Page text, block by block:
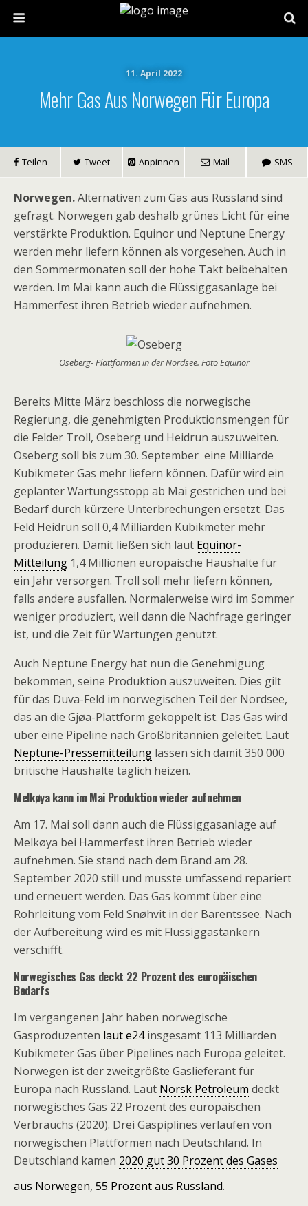
11. April 2022
Mehr Gas Aus Norwegen Für Europa
Teilen Tweet Anpinnen Mail SMS
Norwegen.Alternativen zum Gas aus Russland sind
gefragt. Norwegen gab deshalb grünes Licht für eine
verstärkte Produktion. Equinor und Neptune Energy
werden mehr liefern können als vorgesehen. Auch in
den Sommermonaten soll der hohe Takt beibehalten
werden. Im Mai kann auch die Flüssiggasanlage bei
Hammerfest ihren Betrieb wieder aufnehmen.
Oseberg- Plattformen in der Nordsee. Foto Equinor
Bereits Mitte März beschloss die norwegische
Regierung, die genehmigten Produktionsmengen für
die Felder Troll, Oseberg und Heidrun auszuweiten.
Oseberg soll bis zum 30. September eine Milliarde
Kubikmeter Gas mehr liefern können. Dafür wird ein
geplanter Wartungsstopp ab Mai gestrichen und bei
Bedarf durch kürzere Unterbrechungen ersetzt. Das
Feld Heidrun soll 0,4 Milliarden Kubikmeter mehr
produzieren. Damit ließen sich laut Equinor-
Mitteilung 1,4 Millionen europäische Haushalte für
ein Jahr versorgen. Troll soll mehr liefern können,
falls andere ausfallen. Normalerweise wird im Sommer
weniger produziert, weil dann die Nachfrage geringer
ist, und die Zeit für Wartungen genutzt.
Auch Neptune Energy hat nun die Genehmigung
bekommen, seine Produktion auszuweiten. Dies gilt
für das Duva-Feld im norwegischen Teil der Nordsee,
das an die Gjøa-Plattform gekoppelt ist. Das Gas wird
über eine Pipeline nach Großbritannien geleitet. Laut
Neptune-Pressemitteilung lassen sich damit 350 000
britische Haushalte täglich heizen.
Melkøya kann im Mai Produktion wieder aufnehmen
Am 17. Mai soll dann auch die Flüssiggasanlage auf
Melkøya bei Hammerfest ihren Betrieb wieder
aufnehmen. Sie stand nach dem Brand am 28.
September 2020 still und musste umfassend repariert
und erneuert werden. Das Gas kommt über eine
Rohrleitung vom Feld Snøhvit in der Barentssee. Nach
der Aufbereitung wird es mit Flüssiggastankern
verschifft.
Norwegisches Gas deckt 22 Prozent des europäischen
Bedarfs
Im vergangenen Jahr haben norwegische
Gasproduzenten laut e24insgesamt 113 Milliarden
Kubikmeter Gas über Pipelines nach Europa geleitet.
Norwegen ist der zweitgrößte Gaslieferant für
Europa nach Russland. Laut Norsk Petroleum deckt
norwegisches Gas 22 Prozent des europäischen
Verbrauchs (2020). Drei Gaspiplines verlaufen von
norwegischen Plattformen nach Deutschland. In
Deutschland kamen 2020 gut 30 Prozent des Gases
aus Norwegen, 55 Prozent aus Russland.